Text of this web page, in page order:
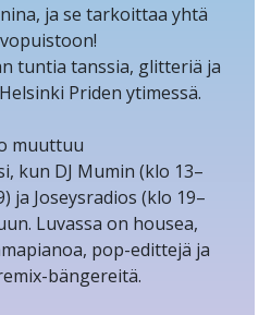
ja se tarkoittaa yhtä
tuntia tanssia, glitteriä ja
Priden ytimessä.
muuttuu
kun DJ Mumin (klo 13–
ja Joseysradios (klo 19–
Luvassa on housea,
pop-edittejä ja
bängereitä.